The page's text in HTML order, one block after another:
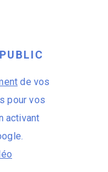
de vos
pour vos
activant